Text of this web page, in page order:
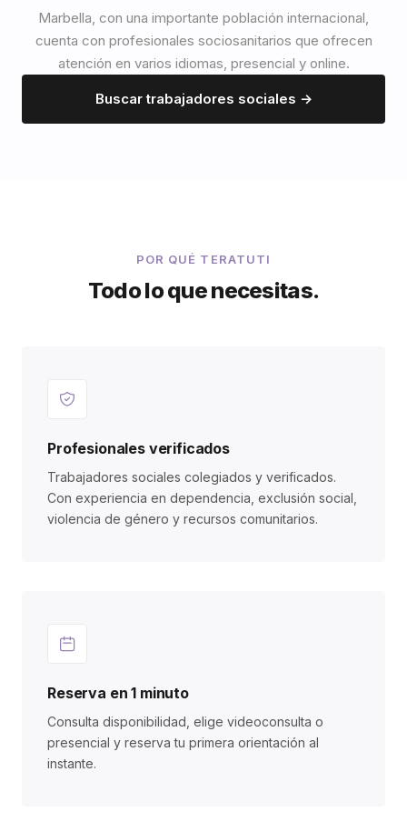
Marbella, con una importante población internacional,
cuenta con profesionales sociosanitarios que ofrecen
atención en varios idiomas, presencial y online.
Buscar trabajadores sociales →
POR QUÉ TERATUTI
Todo lo que necesitas.
Profesionales verificados
Trabajadores sociales colegiados y verificados.
Con experiencia en dependencia, exclusión social,
violencia de género y recursos comunitarios.
Reserva en 1 minuto
Consulta disponibilidad, elige videoconsulta o
presencial y reserva tu primera orientación al
instante.